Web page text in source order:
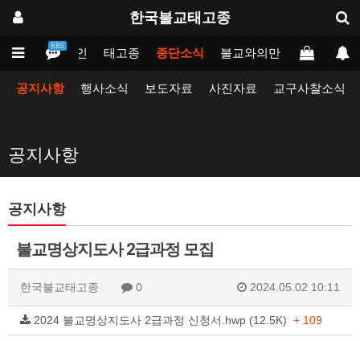
한국불교태고종
BBS
메인 태고종 종단소식 불교와의만남 업무포털
공지사항 행사소식 보도자료 사진자료 교구사찰소식
공지사항
공지사항
불교명상지도사 2급과정 모집
한국불교태고종 0 2024.05.02 10:11
2024 불교명상지도사 2급과정 신청서.hwp (12.5K) + 109